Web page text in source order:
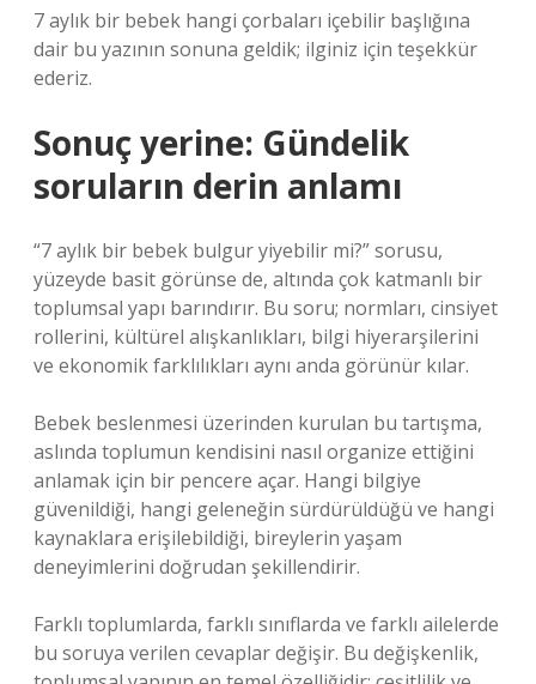
7 aylık bir bebek hangi çorbaları içebilir başlığına
dair bu yazının sonuna geldik; ilginiz için teşekkür
ederiz.
Sonuç yerine: Gündelik
soruların derin anlamı
“7 aylık bir bebek bulgur yiyebilir mi?” sorusu,
yüzeyde basit görünse de, altında çok katmanlı bir
toplumsal yapı barındırır. Bu soru; normları, cinsiyet
rollerini, kültürel alışkanlıkları, bilgi hiyerarşilerini
ve ekonomik farklılıkları aynı anda görünür kılar.
Bebek beslenmesi üzerinden kurulan bu tartışma,
aslında toplumun kendisini nasıl organize ettiğini
anlamak için bir pencere açar. Hangi bilgiye
güvenildiği, hangi geleneğin sürdürüldüğü ve hangi
kaynaklara erişilebildiği, bireylerin yaşam
deneyimlerini doğrudan şekillendirir.
Farklı toplumlarda, farklı sınıflarda ve farklı ailelerde
bu soruya verilen cevaplar değişir. Bu değişkenlik,